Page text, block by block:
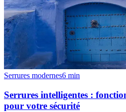
Serrures modernes6 min
Serrures intelligentes :
pour votre sécurité